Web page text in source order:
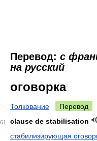
Перевод: с
на русский
оговорка
Толкование Перевод
61
clause de stabilisation
стабилизирующая